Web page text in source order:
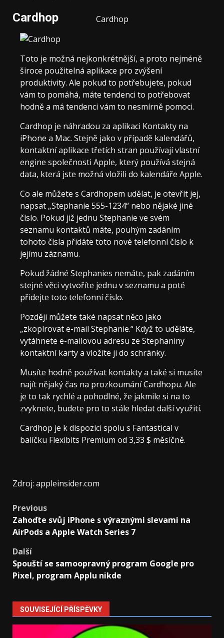
Cardhop Cardhop
Toto je možná nejkonkrétnější, a proto nejméně
široce použitelná aplikace pro zvýšení
produktivity. Ale pokud to potřebujete, pokud
vám to pomáhá, máte tendenci to potřebovat
hodně a má tendenci vám to nesmírně pomoci.
Cardhop je náhradou za aplikaci Kontakty na
iPhone a Mac. Stejně jako v případě kalendářů,
kontaktní aplikace třetích stran používají vlastní
engine společnosti Apple, který používá stejná
data, která jste možná vložili do kalendáře Apple.
Co ale můžete s Cardhopem udělat, je otevřít jej,
napsat „Stephanie 555-1234“ nebo nějaké jiné
číslo. Pokud již jednu Stephanie ve svém
seznamu kontaktů máte, pouhým zadáním
tohoto čísla přidáte toto nové telefonní číslo k
jejímu záznamu.
Pokud žádné Stephanies nemáte, pak zadáním
stejné věci vytvoříte jednu v seznamu a poté
přidejte toto telefonní číslo.
Později můžete také napsat něco jako
„zkopírovat e-mail Stephanie.“ Když to uděláte,
vytáhnete e-mailovou adresu ze Stephaniny
kontaktní karty a vložíte ji do schránky.
Musíte hodně používat kontakty a také si musíte
najít nějaký čas na prozkoumání Cardhopu. Ale
je to tak rychlé a pohodlné, že jakmile si na to
zvyknete, budete pro to stále hledat další využití.
Cardhop je k dispozici spolu s Fantastical v
balíčku Flexibits Premium od 3,33 $ měsíčně.
Zdroj: appleinsider.com
Post
navigation
Previous
Zahoďte svůj iPhone s výraznými slevami na
AirPods a Apple Watch Series 7
Další
Spouští se samoopravný program Google pro
Pixel, program Applu nikde
SOUVISEJÍCÍ PŘÍSPĚVKY